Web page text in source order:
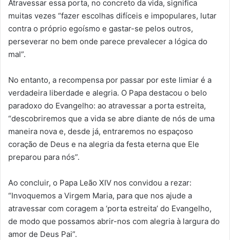
Atravessar essa porta, no concreto da vida, significa
muitas vezes “fazer escolhas difíceis e impopulares, lutar
contra o próprio egoísmo e gastar-se pelos outros,
perseverar no bem onde parece prevalecer a lógica do
mal”.
No entanto, a recompensa por passar por este limiar é a
verdadeira liberdade e alegria. O Papa destacou o belo
paradoxo do Evangelho: ao atravessar a porta estreita,
“descobriremos que a vida se abre diante de nós de uma
maneira nova e, desde já, entraremos no espaçoso
coração de Deus e na alegria da festa eterna que Ele
preparou para nós”.
Ao concluir, o Papa Leão XIV nos convidou a rezar:
“Invoquemos a Virgem Maria, para que nos ajude a
atravessar com coragem a ‘porta estreita’ do Evangelho,
de modo que possamos abrir-nos com alegria à largura do
amor de Deus Pai”.